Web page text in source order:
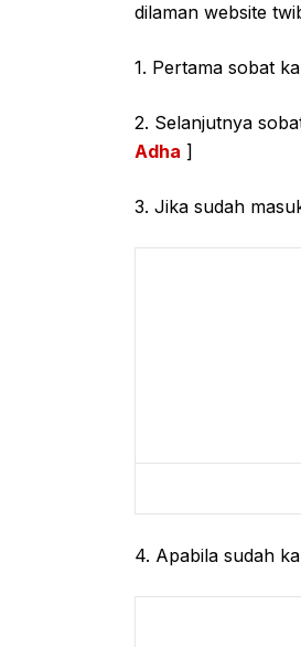
dilaman website
1. Pertama sobat
2. Selanjutnya
Adha ]
3. Jika sudah
4. Apabila sudah